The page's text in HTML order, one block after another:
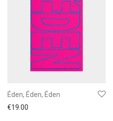
Éden, Éden, Éden
€19.00